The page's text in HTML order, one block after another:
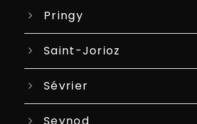
Pringy
Saint-Jorioz
Sévrier